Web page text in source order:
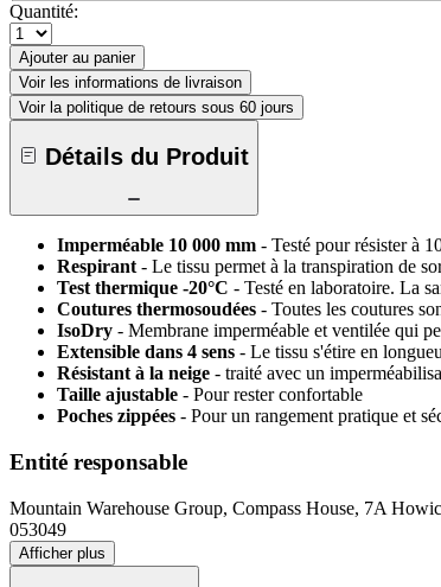
Quantité:
Ajouter au panier
Voir les informations de livraison
Voir la politique de retours sous 60 jours
Détails du Produit
Imperméable 10 000 mm - Testé pour résister à
Respirant - Le tissu permet à la transpiration de
Test thermique -20°C - Testé en laboratoire. La
Coutures thermosoudées - Toutes les coutures
IsoDry - Membrane imperméable et ventilée qui
Extensible dans 4 sens - Le tissu s'étire en
Résistant à la neige - traité avec un
Taille ajustable - Pour rester confortable
Poches zippées - Pour un rangement pratique et
Entité responsable
Mountain Warehouse Group, Compass House, 7A
053049
Afficher plus